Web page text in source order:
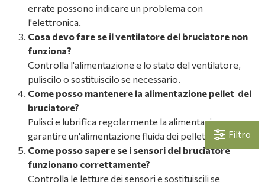
Filtro
errate possono indicare un problema con
l'elettronica.
Cosa devo fare se il ventilatore del bruciatore non
funziona?
Controlla l'alimentazione e lo stato del ventilatore,
puliscilo o sostituiscilo se necessario.
Come posso mantenere la alimentazione pellet del
bruciatore?
Pulisci e lubrifica regolarmente la alimentazione per
garantire un'alimentazione fluida dei pellet.
Come posso sapere se i sensori del bruciatore
funzionano correttamente?
Controlla le letture dei sensori e sostituiscili se